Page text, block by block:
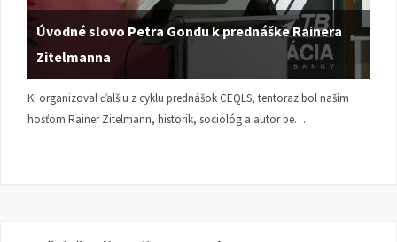
Úvodné slovo Petra Gondu k prednáške Rainera
Zitelmanna
KI organizoval ďalšiu z cyklu prednášok CEQLS, tentoraz bol naším
hosťom Rainer Zitelmann, historik, sociológ a autor be…